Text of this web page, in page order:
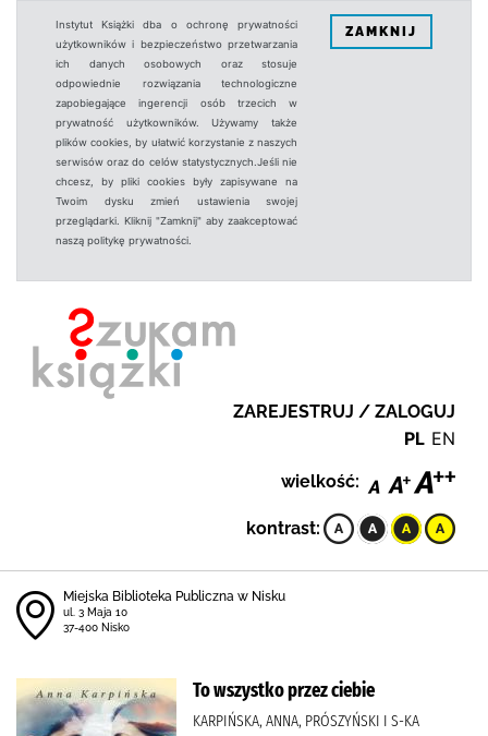
Instytut Książki dba o ochronę prywatności
użytkowników i bezpieczeństwo przetwarzania
ich danych osobowych oraz stosuje
odpowiednie rozwiązania technologiczne
zapobiegające ingerencji osób trzecich w
prywatność użytkowników. Używamy także
plików cookies, by ułatwić korzystanie z naszych
serwisów oraz do celów statystycznych.Jeśli nie
chcesz, by pliki cookies były zapisywane na
Twoim dysku zmień ustawienia swojej
przeglądarki. Kliknij "Zamknij" aby zaakceptować
naszą politykę prywatności.
ZAMKNIJ
ZAREJESTRUJ / ZALOGUJ
PL EN
wielkość:
kontrast:
Miejska Biblioteka Publiczna w Nisku
ul. 3 Maja 10
37-400 Nisko
To wszystko przez ciebie
KARPIŃSKA, ANNA, PRÓSZYŃSKI I S-KA